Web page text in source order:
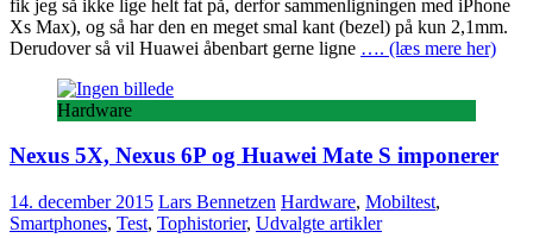
fik jeg så ikke lige helt fat på, derfor sammenligningen med iPhone
Xs Max), og så har den en meget smal kant (bezel) på kun 2,1mm.
Derudover så vil Huawei åbenbart gerne ligne …. (læs mere her)
Hardware
Nexus 5X, Nexus 6P og Huawei Mate S imponerer
14. december 2015 Lars Bennetzen Hardware, Mobiltest,
Smartphones, Test, Tophistorier, Udvalgte artikler